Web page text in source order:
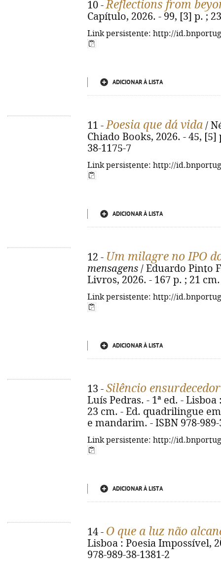
10 -Reflections from
Capítulo, 2026. - 99, [3] p. ;
Link persistente: http://
ADICIONAR À LISTA
11 -Poesia que dá vida /
Chiado Books, 2026. - 45, [5]
38-1175-7
Link persistente: http://
ADICIONAR À LISTA
12 - Um milagre no IPO
mensagens / Eduardo Pinto
Livros, 2026. - 167 p. ; 21
Link persistente: http://
ADICIONAR À LISTA
13 - Silêncio ensurdecedor
Luís Pedras. - 1ª ed. -
23 cm. - Ed. quadrilingue
e mandarim. - ISBN 978-989-
Link persistente: http://
ADICIONAR À LISTA
14 - O que a luz não
Lisboa : Poesia Impossível,
978-989-38-1381-2